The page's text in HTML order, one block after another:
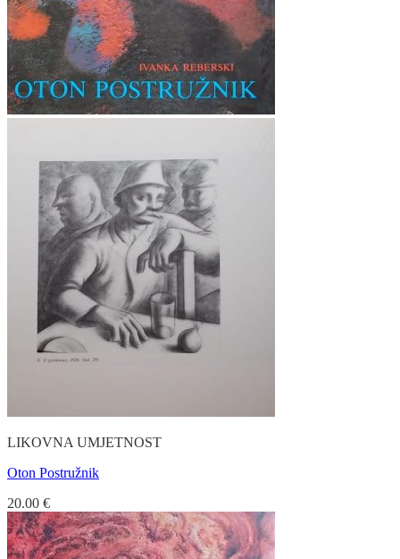
LIKOVNA UMJETNOST
Oton Postružnik
20.00 €